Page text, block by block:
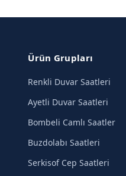
Ürün Grupları
Renkli Duvar Saatleri
Ayetli Duvar Saatleri
Bombeli Camlı Saatler
Buzdolabı Saatleri
Serkisof Cep Saatleri